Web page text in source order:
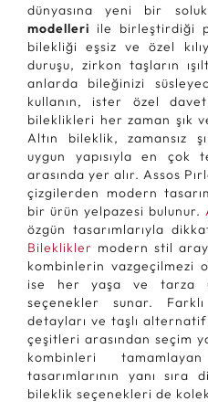
dünyasına yeni bir
modelleri ile birleştirdiği
bilekliği eşsiz ve özel
duruşu, zirkon taşların
anlarda bileğinizi
kullanın, ister özel
bileklikleri her zaman şık
Altın bileklik, zamansız
uygun yapısıyla en çok
arasında yer alır. Assos
çizgilerden modern
bir ürün yelpazesi bulunur.
özgün tasarımlarıyla
Bileklikler modern stil
kombinlerin vazgeçilmezi
ise her yaşa ve tarza
seçenekler sunar.
detayları ve taşlı
çeşitleri arasından seçim
kombinleri
tasarımlarının yanı
bileklik seçenekleri de